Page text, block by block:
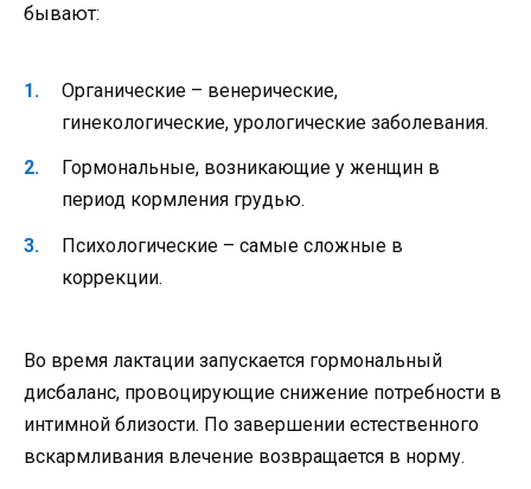
бывают:
Органические – венерические,
гинекологические, урологические заболевания.
Гормональные, возникающие у женщин в
период кормления грудью.
Психологические – самые сложные в
коррекции.
Во время лактации запускается гормональный
дисбаланс, провоцирующие снижение потребности в
интимной близости. По завершении естественного
вскармливания влечение возвращается в норму.